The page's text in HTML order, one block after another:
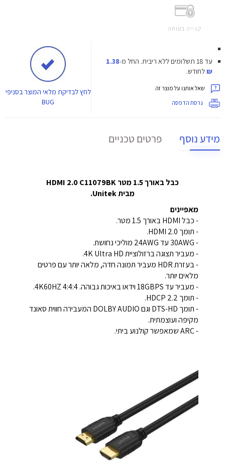
קנייה בטוחה
עד 18 תשלומים ללא ריבית. החל מ-1.38
₪לחודש.
שאל אותנו על מוצר זה
גרסת הדפסה
לחץלבדיקת מלאי המוצר בסניפי
BUG
מידע נוסף פרטים טכניים
כבל באורך 1.5 מטר HDMI 2.0 C11079BK
מבית Unitek.
מאפיינים
- כבל HDMI באורך 1.5 מטר.
- תומך HDMI 2.0.
- 30AWG עד 24AWG מוליכי נחושת.
- מעביר תצוגה ברזולוציית 4K Ultra HD.
- בעזרת HDR מעביר תמונה חדה, מלאה יותר עם פרטים
מלאים יותר.
- מעביר עד 18GBPS וידאו באיכות גבוהה. 4K60HZ 4:4:4.
- תומך HDCP 2.2.
- תומך DTS-HD וגם DOLBY AUDIO המעבירה חווית סאונד
מקיפה ועוצמתית.
- ARC שמאפשר קולנוע ביתי.